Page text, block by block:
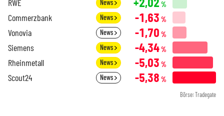
RWE News %
Commerzbank News -1,63 %
Vonovia News -1,70 %
Siemens News -4,34%
Rheinmetall News -5,03 %
Scout24 News -5,38 %
Börse: Tradegate